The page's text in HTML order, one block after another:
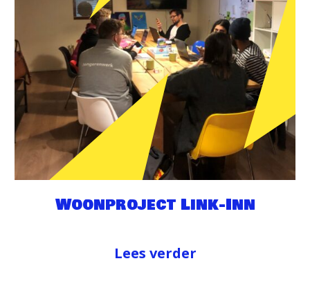
Woonproject Link-Inn
Lees verder